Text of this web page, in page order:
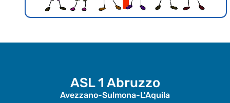
ASL 1 Abruzzo
Avezzano-Sulmona-L'Aquila